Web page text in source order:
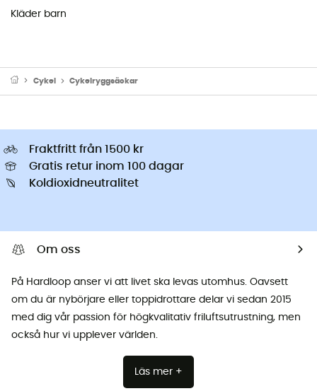
Kläder barn
Cykel Cykelryggsäckar
Fraktfritt från 1500 kr
Gratis retur inom 100 dagar
Koldioxidneutralitet
Om oss
På Hardloop anser vi att livet ska levas utomhus. Oavsett
om du är nybörjare eller toppidrottare delar vi sedan 2015
med dig vår passion för högkvalitativ friluftsutrustning, men
också hur vi upplever världen.
Läs mer +